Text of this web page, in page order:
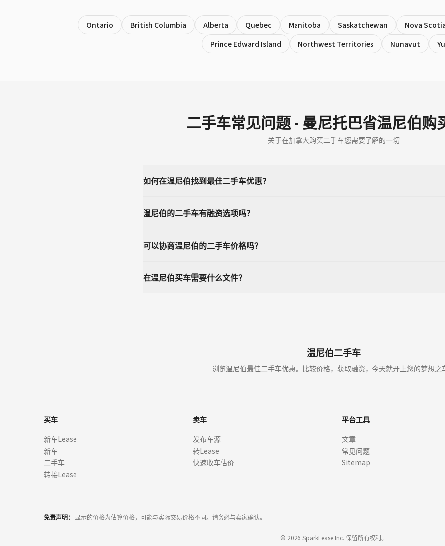
Ontario British Columbia Alberta Quebec Manitoba Saskatchewan
Nova
Prince Edward Island
Northwest Territories Nunavut
二手车常见问题 - 曼尼托巴省温尼伯购
关于在加拿大购买二手车您需要了解的一切
如何在温尼伯找到最佳二手车优惠？
温尼伯的二手车有融资选项吗？
可以协商温尼伯的二手车价格吗？
在温尼伯买车需要什么文件？
温尼伯二手车
浏览温尼伯最佳二手车优惠。比较价格，获取融资，今天就开上您的梦想之
买车
新车Lease
新车
二手车
转接Lease
卖车
发布车源
转Lease
快速收车估价
平台工具
文章
常见问题
Sitemap
免责声明： 显示的价格为估算价格，可能与实际交易价格不同。请务必与卖家确认。
© 2026 SparkLease Inc. 保留所有权利。